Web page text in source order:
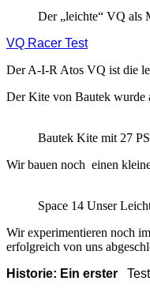
Der „leichte“ VQ als
VQ Racer Test
Der A-I-R Atos VQ ist die
Der Kite von Bautek wurde
Bautek Kite mit 27
Wir bauen noch einen
Space 14 Unser
Wir experimentieren noch
erfolgreich von uns
Historie: Ein erster